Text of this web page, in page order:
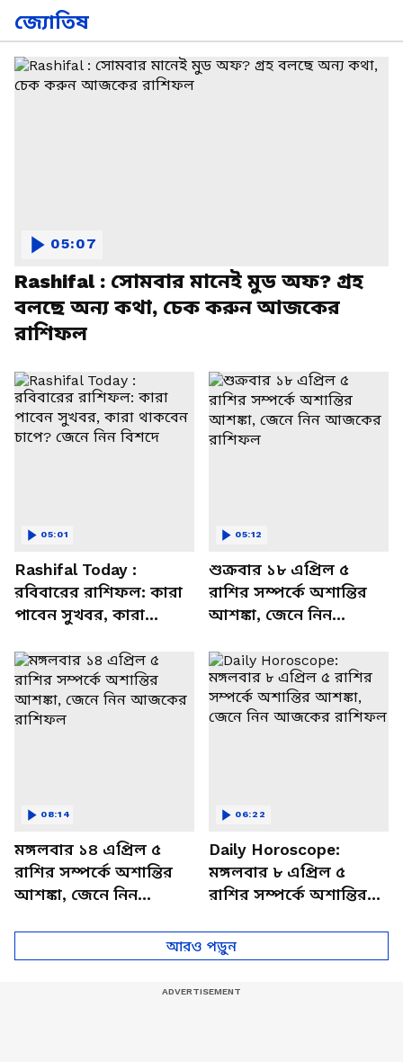
জ্যোতিষ
Rashifal : সোমবার মানেই মুড অফ? গ্রহ
বলছে অন্য কথা, চেক করুন আজকের
রাশিফল
05:07
Rashifal Today :
রবিবারের রাশিফল: কারা
পাবেন সুখবর, কারা
বিশদে
05:01
শুক্রবার ১৮ এপ্রিল ৫
রাশির সম্পর্কে অশান্তির
আশঙ্কা, জেনে নিন
05:12
মঙ্গলবার ১৪ এপ্রিল ৫
রাশির সম্পর্কে অশান্তির
আশঙ্কা, জেনে নিন
08:14
Daily Horoscope:
মঙ্গলবার ৮ এপ্রিল ৫
রাশির সম্পর্কে অশান্তির
আজকের রাশিফল
06:22
আরও পড়ুন